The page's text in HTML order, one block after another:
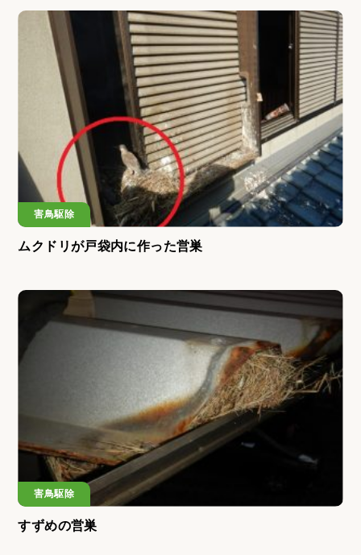
害鳥駆除
ムクドリが戸袋内に作った営巣
害鳥駆除
すずめの営巣